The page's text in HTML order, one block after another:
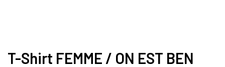
T-Shirt FEMME / ON EST BEN